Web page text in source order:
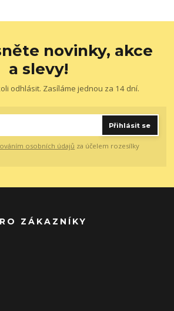
novinky, akce
a slevy!
odhlásit. Zasíláme jednou za 14 dní.
Přihlásit se
osobních údajů za účelem rozesílky
ZÁKAZNÍKY